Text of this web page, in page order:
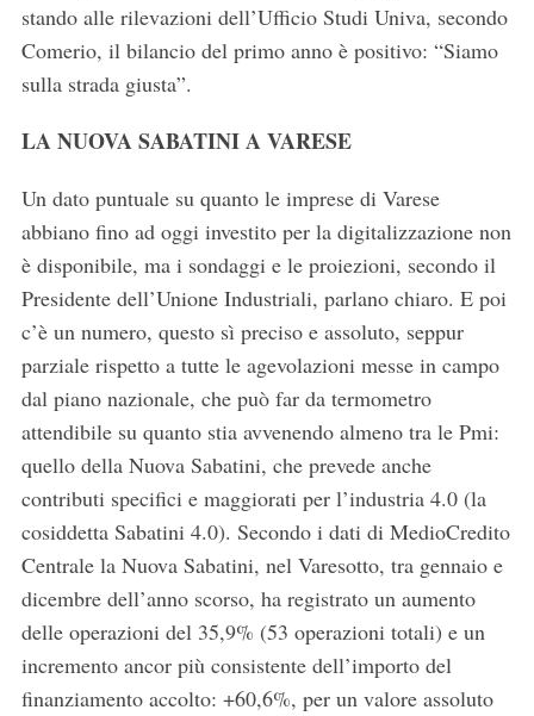
stando alle rilevazioni dell’Ufficio Studi Univa, secondo
Comerio, il bilancio del primo anno è positivo: “Siamo
sulla strada giusta”.
LA NUOVA SABATINI A VARESE
Un dato puntuale su quanto le imprese di Varese
abbiano fino ad oggi investito per la digitalizzazione non
è disponibile, ma i sondaggi e le proiezioni, secondo il
Presidente dell’Unione Industriali, parlano chiaro. E poi
c’è un numero, questo sì preciso e assoluto, seppur
parziale rispetto a tutte le agevolazioni messe in campo
dal piano nazionale, che può far da termometro
attendibile su quanto stia avvenendo almeno tra le Pmi:
quello della Nuova Sabatini, che prevede anche
contributi specifici e maggiorati per l’industria 4.0 (la
cosiddetta Sabatini 4.0). Secondo i dati di MedioCredito
Centrale la Nuova Sabatini, nel Varesotto, tra gennaio e
dicembre dell’anno scorso, ha registrato un aumento
delle operazioni del 35,9% (53 operazioni totali) e un
incremento ancor più consistente dell’importo del
finanziamento accolto: +60,6%, per un valore assoluto
S
e
a
c
h
f
o
: